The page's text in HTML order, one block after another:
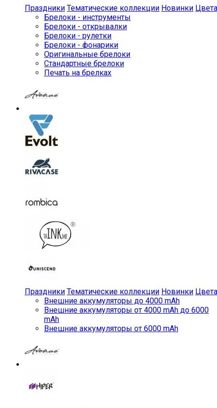
Праздники Тематические коллекции Новинки Цвета
Брелоки - инструменты
Брелоки - открывалки
Брелоки - рулетки
Брелоки - фонарики
Оригинальные брелоки
Стандартные брелоки
Печать на брелках
Праздники Тематические коллекции Новинки Цвета
Внешние аккумуляторы до 4000 mAh
Внешние аккумуляторы от 4000 mAh до 6000
mAh
Внешние аккумуляторы от 6000 mAh